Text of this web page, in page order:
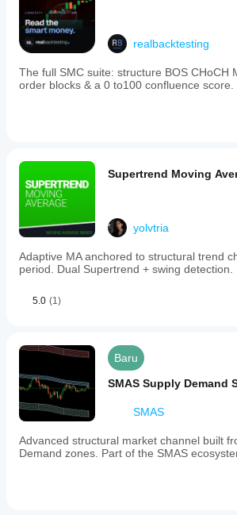
realbacktesting
The full SMC suite: structure BOS CHoCH
order blocks & a 0 to100 confluence score.
Supertrend Moving
yolvtria
Adaptive MA anchored to structural trend
period. Dual Supertrend + swing detection.
5.0 (1)
Baru
SMAS Supply Demand
SMAS
Advanced structural market channel built
Demand zones. Part of the SMAS